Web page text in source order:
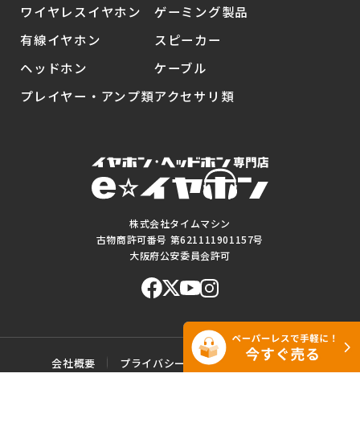
株式会社タイムマシン
古物商許可番号 第621111901157号
大阪府公安委員会許可
ワイヤレスイヤホン
有線イヤホン
ヘッドホン
プレイヤー・アンプ類
ゲーミング製品
スピーカー
ケーブル
アクセサリ類
会社概要 プライバシーポリシー
ご利用規約